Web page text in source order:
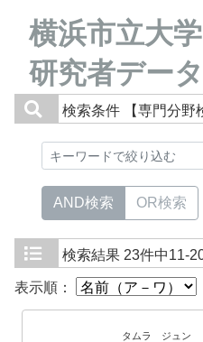
横浜市立大学
研究者デー
検索条件 【専門分
AND検索 OR検索
検索結果 23件中11-
表示順：
タムラ ジュン